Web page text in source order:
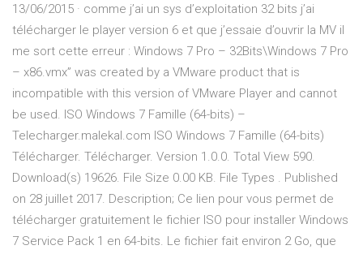
13/06/2015 · comme j’ai un sys d’exploitation 32 bits j’ai
télécharger le player version 6 et que j’essaie d’ouvrir la MV il
me sort cette erreur : Windows 7 Pro – 32Bits\Windows 7 Pro
– x86.vmx” was created by a VMware product that is
incompatible with this version of VMware Player and cannot
be used. ISO Windows 7 Famille (64-bits) –
Telecharger.malekal.com ISO Windows 7 Famille (64-bits)
Télécharger. Télécharger. Version 1.0.0. Total View 590.
Download(s) 19626. File Size 0.00 KB. File Types . Published
on 28 juillet 2017. Description; Ce lien pour vous permet de
télécharger gratuitement le fichier ISO pour installer Windows
7 Service Pack 1 en 64-bits. Le fichier fait environ 2 Go, que